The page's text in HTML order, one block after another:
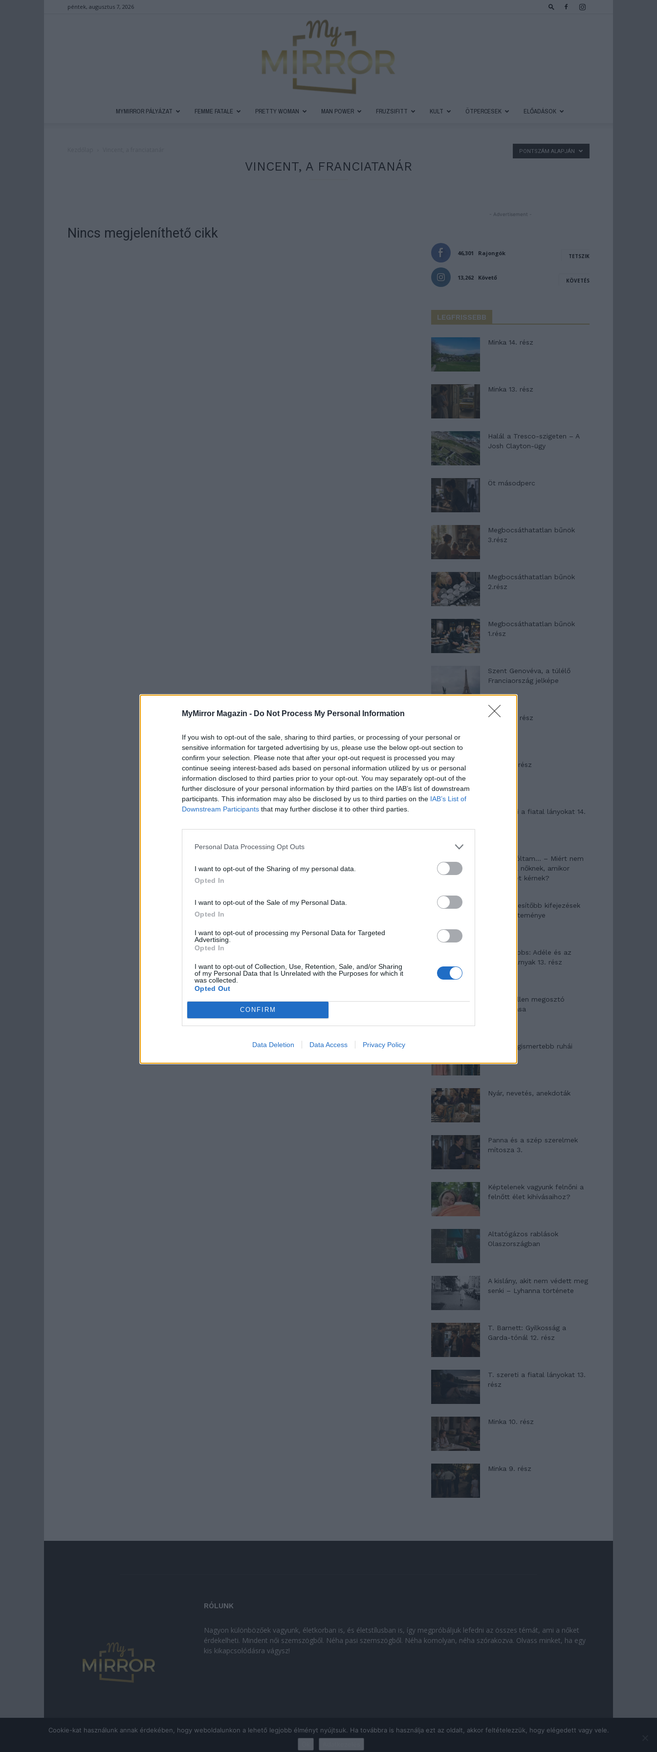
MyMirror Magazin - Do Not Process My Personal Information
If you wish to opt-out of the sale, sharing to third parties, or processing of your personal or
sensitive information for targeted advertising by us, please use the below opt-out section to
confirm your selection. Please note that after your opt-out request is processed you may
continue seeing interest-based ads based on personal information utilized by us or personal
information disclosed to third parties prior to your opt-out. You may separately opt-out of the
further disclosure of your personal information by third parties on the IAB’s list of downstream
participants. This information may also be disclosed by us to third parties on the IAB’s List of
Downstream Participants that may further disclose it to other third parties.
Personal Data Processing Opt Outs
I want to opt-out of the Sharing of my personal data.
Opted In
I want to opt-out of the Sale of my Personal Data.
Opted In
I want to opt-out of processing my Personal Data for Targeted
Advertising.
Opted In
I want to opt-out of Collection, Use, Retention, Sale, and/or Sharing
of my Personal Data that Is Unrelated with the Purposes for which it
was collected.
Opted Out
CONFIRM
Data Deletion Data Access Privacy Policy
péntek, augusztus 7, 2026
MYMIRROR PÁLYÁZAT FEMME FATALE PRETTY WOMAN MAN POWER FRUZSIFITT KULT ÖTPERCESEK ELŐADÁSOK
VINCENT, A FRANCIATANÁR
PONTSZÁM ALAPJÁN
Nincs megjeleníthető cikk
- Advertisement -
46,301 Rajongók TETSZIK
13,262 Követő KÖVETÉS
LEGFRISSEBB
Minka 14. rész
Minka 13. rész
Halál a Tresco-szigeten – A
Josh Clayton-ügy
Öt másodperc
Megbocsáthatatlan bűnök
3.rész
Megbocsáthatatlan bűnök
2.rész
Megbocsáthatatlan bűnök
1.rész
Szent Genovéva, a túlélő
Franciaország jelképe
Minka 12. rész
Minka 11. rész
T. szereti a fiatal lányokat 14.
Pedig szóltam… – Miért nem
hiszünk a nőknek, amikor
segítséget kérnek?
A legidegesítőbb kifejezések
laza gyűjteménye
Elyna Robbs: Adéle és az
örökölt árnyak 13. rész
Woody Allen megosztó
zsenialitása
A világ legismertebb ruhái
Nyár, nevetés, anekdoták
Panna és a szép szerelmek
mítosza 3.
Képtelenek vagyunk felnőni a
felnőtt élet kihívásaihoz?
Altatógázos rablások
Olaszországban
A kislány, akit nem védett meg
senki – Lyhanna története
T. Barnett: Gyilkosság a
Garda-tónál 12. rész
T. szereti a fiatal lányokat 13.
rész
Minka 10. rész
Minka 9. rész
RÓLUNK
Nagyon különbözőek vagyunk, életkorban is, és életstílusban is, így megpróbáljuk lefedni az összes témát, ami a nőket
érdekelheti. Mindent női szemszögből. Néha pasi szemszögből. Néha komolyan, néha szórakozva. Olvass minket, ha egy
kis kikapcsolódásra vágysz!
Cookie-kat használunk annak érdekében, hogy weboldalunkon a lehető legjobb élményt nyújtsuk. Ha továbbra is használja ezt az oldalt, akkor feltételezzük, hogy elégedett vagy vele.